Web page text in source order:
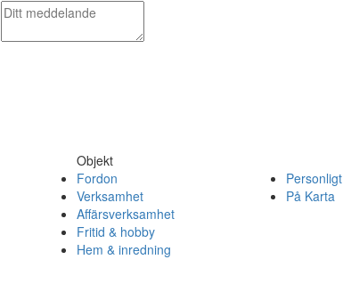
Objekt
Fordon
Verksamhet
Affärsverksamhet
Fritid & hobby
Hem & inredning
Personligt
På Karta